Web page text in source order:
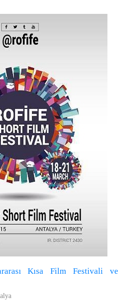
Kısa Film Festivali ve